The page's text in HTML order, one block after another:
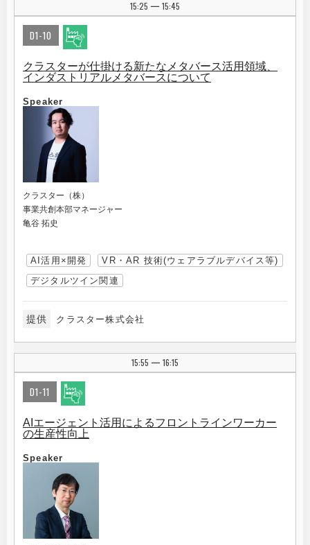
15:25 | 15:45
D1-10
クラスターが仕掛ける新たなメタバース活用領域、
インダストリアルメタバースについて
Speaker
クラスター（株）
事業共創本部マネージャー
亀谷 拓史
AI活用×開発
VR・AR 技術(ウェアラブルデバイス等)
デジタルツイン関連
提供 クラスター株式会社
15:55 | 16:15
D1-11
AIエージェント活用によるフロントラインワーカー
の生産性向上
Speaker